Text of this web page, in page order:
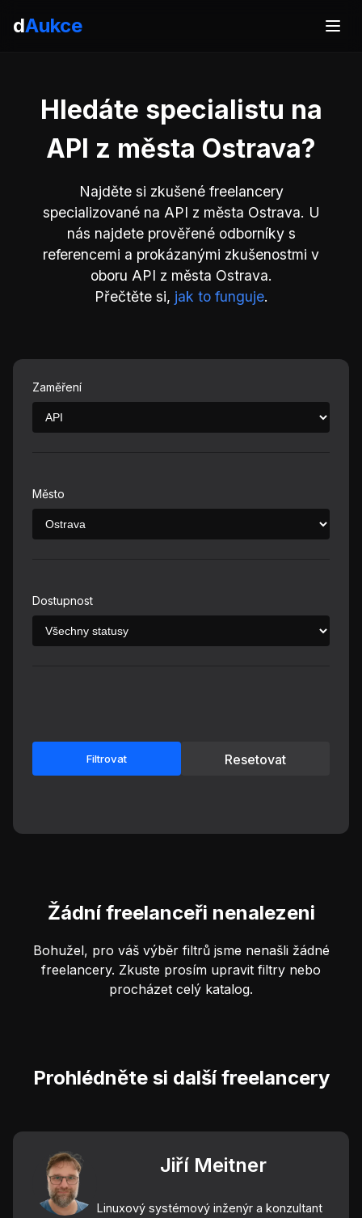
dAukce
Hledáte specialistu na
API z města Ostrava?
Najděte si zkušené freelancery
specializované na API z města Ostrava. U
nás najdete prověřené odborníky s
referencemi a prokázanými zkušenostmi v
oboru API z města Ostrava.
Přečtěte si, jak to funguje.
Zaměření
Město
Dostupnost
Filtrovat Resetovat
Žádní freelanceři nenalezeni
Bohužel, pro váš výběr filtrů jsme nenašli žádné
freelancery. Zkuste prosím upravit filtry nebo
procházet celý katalog.
Prohlédněte si další freelancery
Jiří Meitner
Linuxový systémový inženýr a konzultant